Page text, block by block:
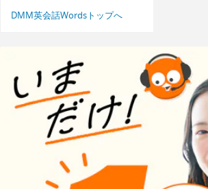
DMM英会話Wordsトップへ